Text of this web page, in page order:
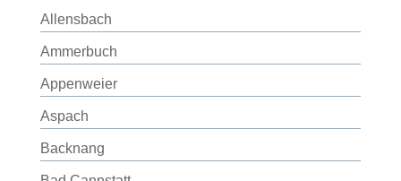
Allensbach
Ammerbuch
Appenweier
Aspach
Backnang